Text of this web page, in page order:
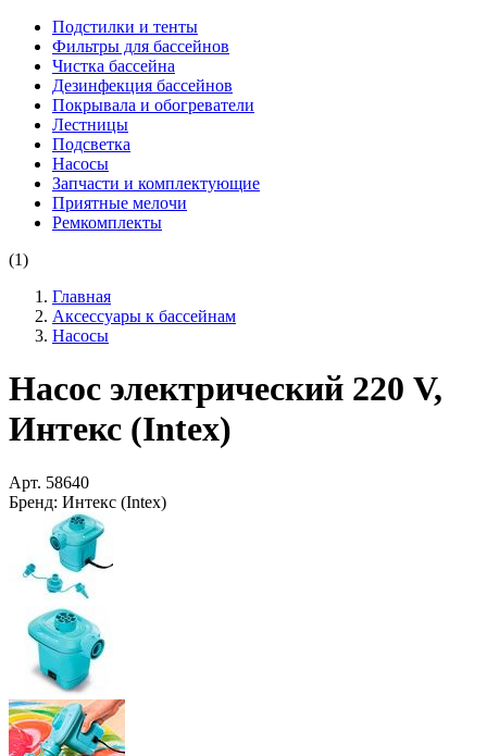
Подстилки и тенты
Фильтры для бассейнов
Чистка бассейна
Дезинфекция бассейнов
Покрывала и обогреватели
Лестницы
Подсветка
Насосы
Запчасти и комплектующие
Приятные мелочи
Ремкомплекты
(1)
Главная
Аксессуары к бассейнам
Насосы
Насос электрический 220 V,
Интекс (Intex)
Арт. 58640
Бренд: Интекс (Intex)